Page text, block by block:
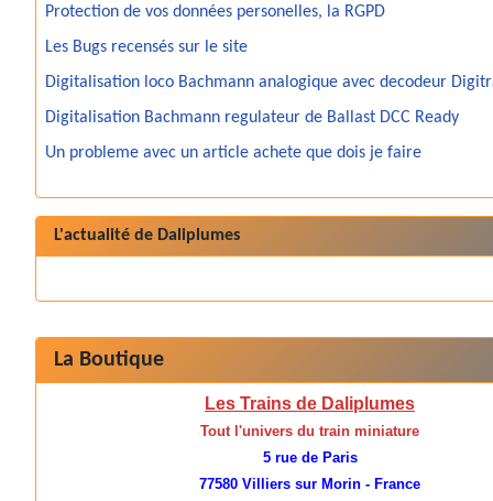
La Boutique
Les Trains de Daliplumes
Tout l'univers du train miniature
5 rue de Paris
77580 Villiers sur Morin - France
Protection de vos données personelles, la RGPD
Les Bugs recensés sur le site
Digitalisation loco Bachmann analogique avec decodeur
Digitalisation Bachmann regulateur de Ballast DCC Ready
Un probleme avec un article achete que dois je faire
L'actualité de Daliplumes